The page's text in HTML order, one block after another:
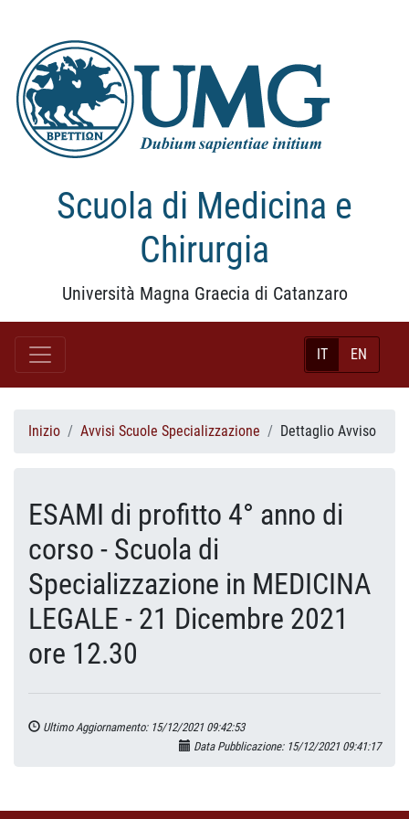
Scuola di Medicina e
Chirurgia
Università Magna Graecia di Catanzaro
IT EN
Inizio Avvisi Scuole Specializzazione Dettaglio Avviso
ESAMI di profitto 4° anno di
corso - Scuola di
Specializzazione in MEDICINA
LEGALE - 21 Dicembre 2021
ore 12.30
Ultimo Aggiornamento: 15/12/2021 09:42:53
Data Pubblicazione: 15/12/2021 09:41:17